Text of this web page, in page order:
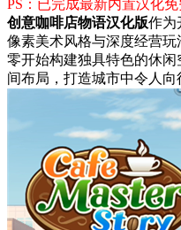
PS：已完成最新内置汉化
创意咖啡店物语汉化版作为
像素美术风格与深度经营
零开始构建独具特色的休
间布局，打造城市中令人向